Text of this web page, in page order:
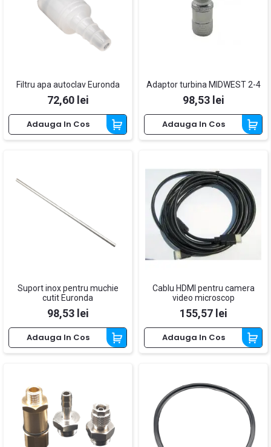
Filtru apa autoclav Euronda
Pret
72,60 lei
Adauga In Cos
Adaptor turbina MIDWEST 2-4
Pret
98,53 lei
Adauga In Cos
Suport inox pentru muchie
cutit Euronda
Pret
98,53 lei
Adauga In Cos
Cablu HDMI pentru camera
video microscop
Pret
155,57 lei
Adauga In Cos